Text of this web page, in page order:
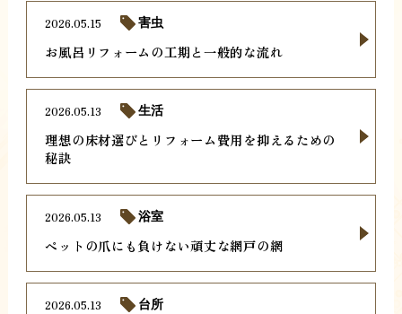
お風呂リフォームの工期と一般的な流れ
2026.05.15 害虫
理想の床材選びとリフォーム費用を抑えるための
秘訣
2026.05.13 生活
ペットの爪にも負けない頑丈な網戸の網
2026.05.13 浴室
2026.05.13 台所